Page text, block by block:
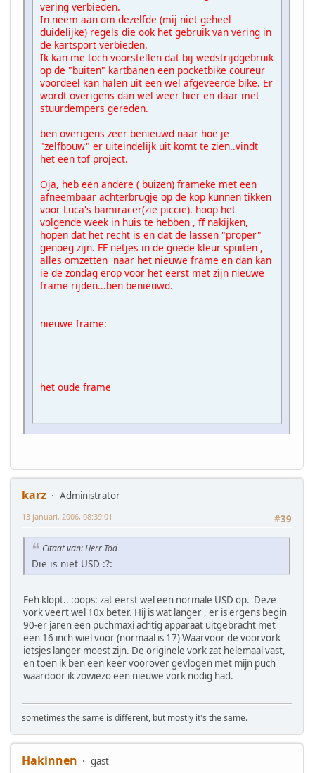
vering verbieden.
In neem aan om dezelfde (mij niet geheel
duidelijke) regels die ook het gebruik van vering in
de kartsport verbieden.
Ik kan me toch voorstellen dat bij wedstrijdgebruik
op de "buiten" kartbanen een pocketbike coureur
voordeel kan halen uit een wel afgeveerde bike. Er
wordt overigens dan wel weer hier en daar met
stuurdempers gereden.
ben overigens zeer benieuwd naar hoe je
"zelfbouw" er uiteindelijk uit komt te zien..vindt
het een tof project.
Oja, heb een andere ( buizen) frameke met een
afneembaar achterbrugje op de kop kunnen tikken
voor Luca's bamiracer(zie piccie). hoop het
volgende week in huis te hebben , ff nakijken,
hopen dat het recht is en dat de lassen "proper"
genoeg zijn. FF netjes in de goede kleur spuiten ,
alles omzetten naar het nieuwe frame en dan kan
ie de zondag erop voor het eerst met zijn nieuwe
frame rijden...ben benieuwd.
nieuwe frame:
het oude frame
karz
Administrator
#39
13 januari, 2006, 08:39:01
Citaat van: Herr Tod
Die is niet USD :?:
Eeh klopt.. :oops: zat eerst wel een normale USD op. Deze
vork veert wel 10x beter. Hij is wat langer , er is ergens begin
90-er jaren een puchmaxi achtig apparaat uitgebracht met
een 16 inch wiel voor (normaal is 17) Waarvoor de voorvork
ietsjes langer moest zijn. De originele vork zat helemaal vast,
en toen ik ben een keer voorover gevlogen met mijn puch
waardoor ik zowiezo een nieuwe vork nodig had.
sometimes the same is different, but mostly it's the same.
Hakinnen
gast